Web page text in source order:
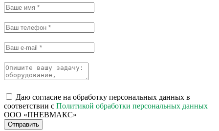
Даю согласие на обработку персональных данных в
соответствии с Политикой обработки персональных данных
ООО «ПНЕВМАКС»
Отправить